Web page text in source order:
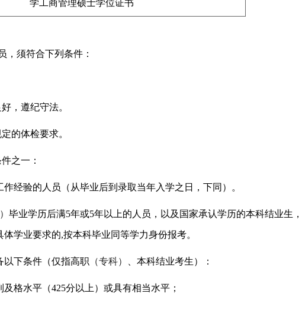
学工商管理硕士学位证书
，须符合下列条件：
，遵纪守法。
的体检要求。
之一：
作经验的人员（从毕业后到录取当年入学之日，下同）。
毕业学历后满5年或5年以上的人员，以及国家承认学历的本科结业生，
学业要求的,按本科毕业同等学力身份报考。
以下条件（仅指高职 （专科） 、本科结业考生）：
格水平（425分以上）或具有相当水平；